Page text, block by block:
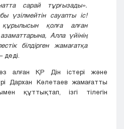
сарай тұрғызады».
үзілмейтін сауапты іс!
қолға алған
Алла үйінің
білдірген жамағатқа
– деді.
алған ҚР Дін істері және
Дархан Кәлетаев жамағатты
құттықтап, ізгі тілегін